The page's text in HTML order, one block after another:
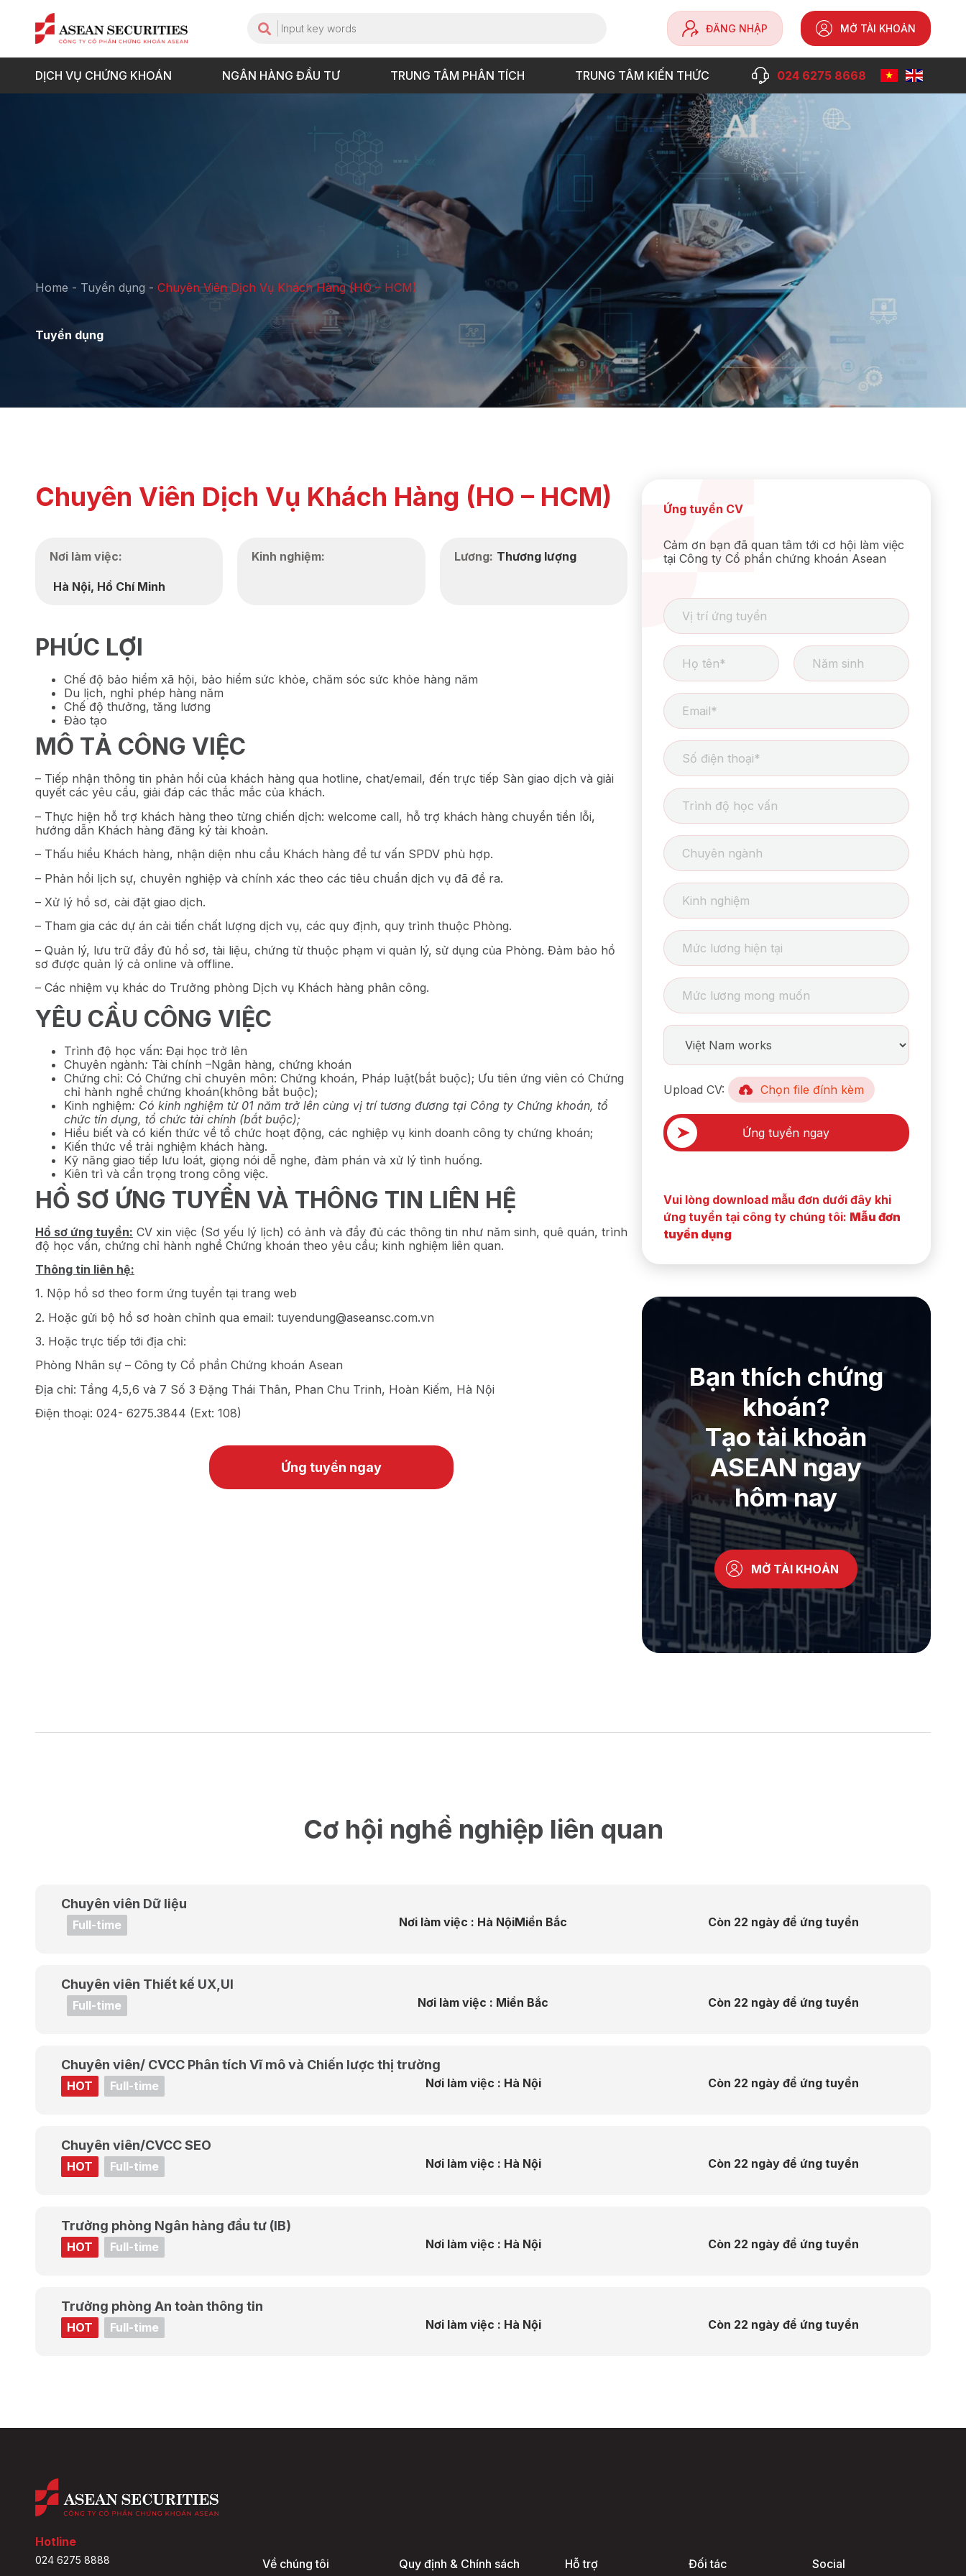
ĐĂNG NHẬP MỞ TÀI KHOẢN
DỊCH VỤ CHỨNG KHOÁN NGÂN HÀNG ĐẦU TƯ TRUNG TÂM PHÂN TÍCH TRUNG TÂM KIẾN THỨC 024 6275 8668
Home - Tuyển dụng - Chuyên Viên Dịch Vụ Khách Hàng (HO – HCM)
Tuyển dụng
Chuyên Viên Dịch Vụ Khách Hàng (HO – HCM)
Nơi làm việc:
Hà Nội, Hồ Chí Minh
Kinh nghiệm: Lương: Thương lượng
PHÚC LỢI
Chế độ bảo hiểm xã hội, bảo hiểm sức khỏe, chăm sóc sức khỏe hàng năm
Du lịch, nghỉ phép hàng năm
Chế độ thưởng, tăng lương
Đào tạo
MÔ TẢ CÔNG VIỆC
– Tiếp nhận thông tin phản hồi của khách hàng qua hotline, chat/email, đến trực tiếp Sàn giao dịch và giải
quyết các yêu cầu, giải đáp các thắc mắc của khách.
– Thực hiện hỗ trợ khách hàng theo từng chiến dịch: welcome call, hỗ trợ khách hàng chuyển tiền lỗi,
hướng dẫn Khách hàng đăng ký tài khoản.
– Thấu hiểu Khách hàng, nhận diện nhu cầu Khách hàng để tư vấn SPDV phù hợp.
– Phản hồi lịch sự, chuyên nghiệp và chính xác theo các tiêu chuẩn dịch vụ đã đề ra.
– Xử lý hồ sơ, cài đặt giao dịch.
– Tham gia các dự án cải tiến chất lượng dịch vụ, các quy định, quy trình thuộc Phòng.
– Quản lý, lưu trữ đầy đủ hồ sơ, tài liệu, chứng từ thuộc phạm vi quản lý, sử dụng của Phòng. Đảm bảo hồ
sơ được quản lý cả online và offline.
– Các nhiệm vụ khác do Trưởng phòng Dịch vụ Khách hàng phân công.
YÊU CẦU CÔNG VIỆC
Trình độ học vấn: Đại học trở lên
Chuyên ngành: Tài chính –Ngân hàng, chứng khoán
Chứng chỉ: Có Chứng chỉ chuyên môn: Chứng khoán, Pháp luật(bắt buộc); Ưu tiên ứng viên có Chứng
chỉ hành nghề chứng khoán(không bắt buộc);
Kinh nghiệm: Có kinh nghiệm từ 01 năm trở lên cùng vị trí tương đương tại Công ty Chứng khoán, tổ
chức tín dụng, tổ chức tài chính (bắt buộc);
Hiểu biết và có kiến thức về tổ chức hoạt động, các nghiệp vụ kinh doanh công ty chứng khoán;
Kiến thức về trải nghiệm khách hàng.
Kỹ năng giao tiếp lưu loát, giọng nói dễ nghe, đàm phán và xử lý tình huống.
Kiên trì và cẩn trọng trong công việc.
HỒ SƠ ỨNG TUYỂN VÀ THÔNG TIN LIÊN HỆ
Hồ sơ ứng tuyền: CV xin việc (Sơ yếu lý lịch) có ảnh và đầy đủ các thông tin như năm sinh, quê quán, trình
độ học vấn, chứng chỉ hành nghề Chứng khoán theo yêu cầu; kinh nghiệm liên quan.
Thông tin liên hệ:
1. Nộp hồ sơ theo form ứng tuyển tại trang web
2. Hoặc gửi bộ hồ sơ hoàn chỉnh qua email: tuyendung@aseansc.com.vn
3. Hoặc trực tiếp tới địa chỉ:
Phòng Nhân sự – Công ty Cổ phần Chứng khoán Asean
Địa chỉ: Tầng 4,5,6 và 7 Số 3 Đặng Thái Thân, Phan Chu Trinh, Hoàn Kiếm, Hà Nội
Điện thoại: 024- 6275.3844 (Ext: 108)
Ứng tuyển ngay
Ứng tuyển CV
Cảm ơn bạn đã quan tâm tới cơ hội làm việc
tại Công ty Cổ phần chứng khoán Asean
Upload CV: Chọn file đính kèm
Vui lòng download mẫu đơn dưới đây khi
ứng tuyển tại công ty chúng tôi: Mẫu đơn
tuyển dụng
Bạn thích chứng
khoán?
Tạo tài khoản
ASEAN ngay
hôm nay
MỞ TÀI KHOẢN
Cơ hội nghề nghiệp liên quan
Chuyên viên Dữ liệu
Còn 22 ngày để ứng tuyển
Nơi làm việc : Hà NộiMiền Bắc
Full-time
Chuyên viên Thiết kế UX,UI
Còn 22 ngày để ứng tuyển
Nơi làm việc : Miền Bắc
Full-time
Chuyên viên/ CVCC Phân tích Vĩ mô và Chiến lược thị trường
Còn 22 ngày để ứng tuyển
Nơi làm việc : Hà Nội
HOT Full-time
Chuyên viên/CVCC SEO
Còn 22 ngày để ứng tuyển
Nơi làm việc : Hà Nội
HOT Full-time
Trưởng phòng Ngân hàng đầu tư (IB)
Còn 22 ngày để ứng tuyển
Nơi làm việc : Hà Nội
HOT Full-time
Trưởng phòng An toàn thông tin
Còn 22 ngày để ứng tuyển
Nơi làm việc : Hà Nội
HOT Full-time
Hotline
024 6275 8888 Về chúng tôi Quy định & Chính sách Hỗ trợ Đối tác Social